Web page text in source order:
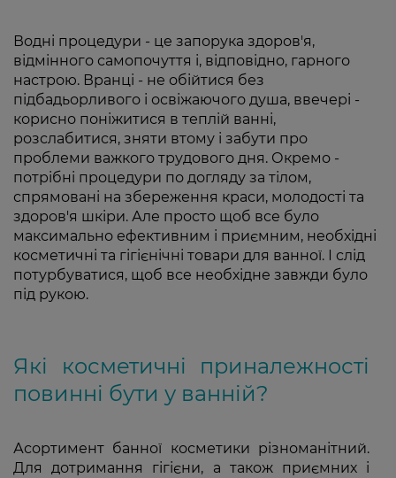
Водні процедури - це запорука здоров'я,
відмінного самопочуття і, відповідно, гарного
настрою. Вранці - не обійтися без
підбадьорливого і освіжаючого душа, ввечері -
корисно поніжитися в теплій ванні,
розслабитися, зняти втому і забути про
проблеми важкого трудового дня. Окремо -
потрібні процедури по догляду за тілом,
спрямовані на збереження краси, молодості та
здоров'я шкіри. Але просто щоб все було
максимально ефективним і приємним, необхідні
косметичні та гігієнічні товари для ванної. І слід
потурбуватися, щоб все необхідне завжди було
під рукою.
Які косметичні приналежності
повинні бути у ванній?
Асортимент банної косметики різноманітний.
Для дотримання гігієни, а також приємних і